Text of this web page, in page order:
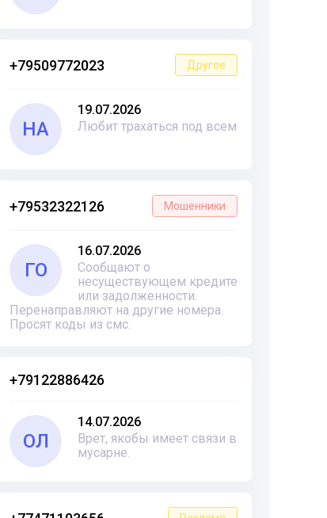
+79509772023 Другое
НА
19.07.2026
Любит трахаться под всем
+79532322126 Мошенники
ГО
16.07.2026
Сообщают о
несуществующем кредите
или задолженности.
Перенаправляют на другие номера.
Просят коды из смс.
+79122886426
ОЛ
14.07.2026
Врет, якобы имеет связи в
мусарне.